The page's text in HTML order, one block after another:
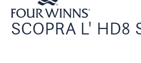
SCOPRA L' HD8